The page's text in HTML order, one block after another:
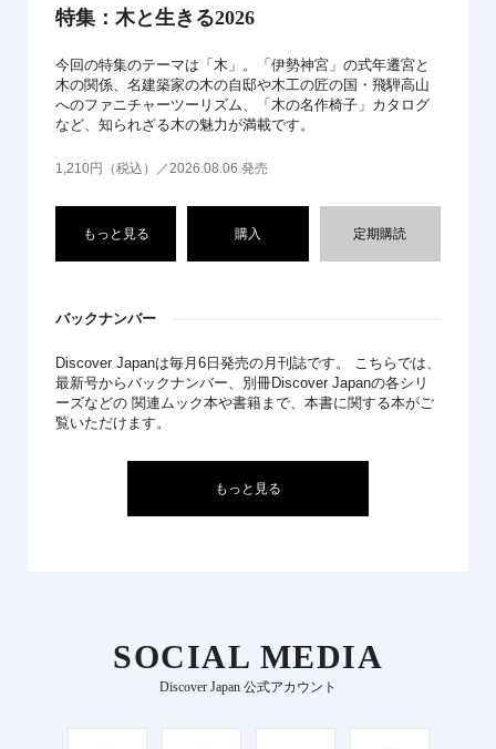
特集：木と生きる2026
今回の特集のテーマは「木」。「伊勢神宮」の式年遷宮と
木の関係、名建築家の木の自邸や木工の匠の国・飛騨高山
へのファニチャーツーリズム、「木の名作椅子」カタログ
など、知られざる木の魅力が満載です。
1,210円（税込）／2026.08.06 発売
もっと見る 購入 定期購読
バックナンバー
Discover Japanは毎月6日発売の月刊誌です。 こちらでは、
最新号からバックナンバー、別冊Discover Japanの各シリ
ーズなどの 関連ムック本や書籍まで、本書に関する本がご
覧いただけます。
もっと見る
SOCIAL MEDIA
Discover Japan 公式アカウント